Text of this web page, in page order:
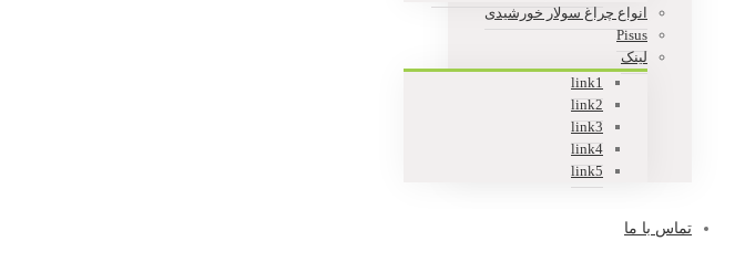
انواع چراغ سولار خورشیدی
Pisus
لینک
link1
link2
link3
link4
link5
تماس با ما